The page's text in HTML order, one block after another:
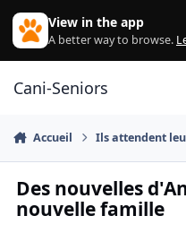
Aller au contenu
View in the app
A better way to browse.
Cani-Seniors
Accueil Ils attendent
Des nouvelles
nouvelle famille